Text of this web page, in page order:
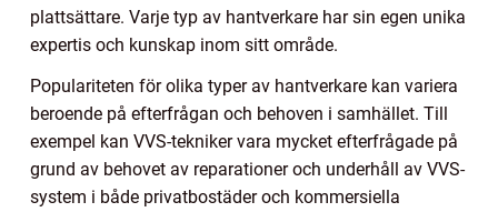
plattsättare. Varje typ av hantverkare har sin egen unika
expertis och kunskap inom sitt område.
Populariteten för olika typer av hantverkare kan variera
beroende på efterfrågan och behoven i samhället. Till
exempel kan VVS-tekniker vara mycket efterfrågade på
grund av behovet av reparationer och underhåll av VVS-
system i både privatbostäder och kommersiella